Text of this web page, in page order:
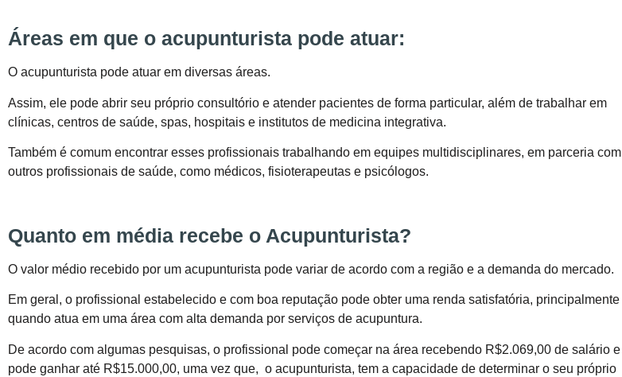
Áreas em que o acupunturista pode atuar:
O acupunturista pode atuar em diversas áreas.
Assim, ele pode abrir seu próprio consultório e atender pacientes de forma particular, além de trabalhar em
clínicas, centros de saúde, spas, hospitais e institutos de medicina integrativa.
Também é comum encontrar esses profissionais trabalhando em equipes multidisciplinares, em parceria com
outros profissionais de saúde, como médicos, fisioterapeutas e psicólogos.
Quanto em média recebe o Acupunturista?
O valor médio recebido por um acupunturista pode variar de acordo com a região e a demanda do mercado.
Em geral, o profissional estabelecido e com boa reputação pode obter uma renda satisfatória, principalmente
quando atua em uma área com alta demanda por serviços de acupuntura.
De acordo com algumas pesquisas, o profissional pode começar na área recebendo R$2.069,00 de salário e
pode ganhar até R$15.000,00, uma vez que, o acupunturista, tem a capacidade de determinar o seu próprio